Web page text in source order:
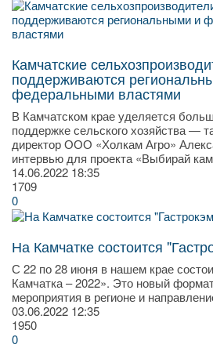
Камчатские
поддерживаются
федеральными властями
В Камчатском крае уделяется
поддержке сельского хозяйства —
директор ООО «Холкам Агро»
интервью для проекта «Выбирай
14.06.2022 18:35
1709
0
На Камчатке состоится
С 22 по 28 июня в нашем крае
Камчатка – 2022». Это новый
мероприятия в регионе и
03.06.2022 12:35
1950
0